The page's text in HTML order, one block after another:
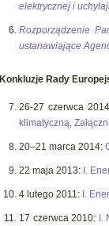
elektrycznej i
Rozporządzenie
ustanawiające
Konkluzje Rady
26-27 czerwca
klimatyczną,
20–21 marca 2014:
22 maja 2013: I.
4 lutego 2011: I.
17 czerwca 2010: I.